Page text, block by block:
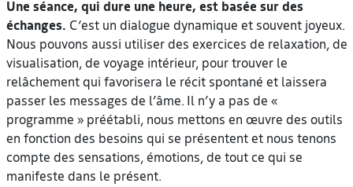
Une séance, qui dure une heure, est basée sur des
échanges. C‘est un dialogue dynamique et souvent joyeux.
Nous pouvons aussi utiliser des exercices de relaxation, de
visualisation, de voyage intérieur, pour trouver le
relâchement qui favorisera le récit spontané et laissera
passer les messages de l’âme. Il n’y a pas de «
programme » préétabli, nous mettons en œuvre des outils
en fonction des besoins qui se présentent et nous tenons
compte des sensations, émotions, de tout ce qui se
manifeste dans le présent.